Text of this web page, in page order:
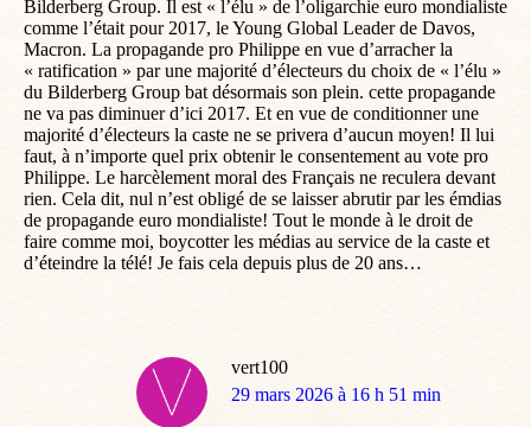
Bilderberg Group. Il est « l’élu » de l’oligarchie euro mondialiste
comme l’était pour 2017, le Young Global Leader de Davos,
Macron. La propagande pro Philippe en vue d’arracher la
« ratification » par une majorité d’électeurs du choix de « l’élu »
du Bilderberg Group bat désormais son plein. cette propagande
ne va pas diminuer d’ici 2017. Et en vue de conditionner une
majorité d’électeurs la caste ne se privera d’aucun moyen! Il lui
faut, à n’importe quel prix obtenir le consentement au vote pro
Philippe. Le harcèlement moral des Français ne reculera devant
rien. Cela dit, nul n’est obligé de se laisser abrutir par les émdias
de propagande euro mondialiste! Tout le monde à le droit de
faire comme moi, boycotter les médias au service de la caste et
d’éteindre la télé! Je fais cela depuis plus de 20 ans…
vert100
dit
29 mars 2026 à 16 h 51 min